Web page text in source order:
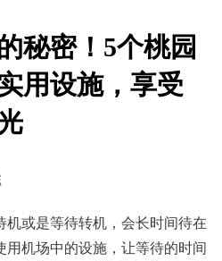
秘密！5个桃园
用设施，享受
机或是等待转机，会长时间待在
机场中的设施，让等待的时间